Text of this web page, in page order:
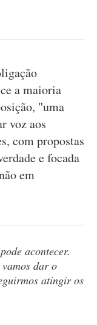
a maioria
"uma
voz aos
com propostas
e focada
em
acontecer.
dar o
atingir os